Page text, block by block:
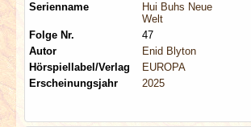
Serienname
Hui Buhs Neue
Welt
Folge Nr.
47
Autor
Enid Blyton
Hörspiellabel/Verlag
EUROPA
Erscheinungsjahr
2025